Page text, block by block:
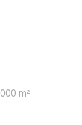
m²